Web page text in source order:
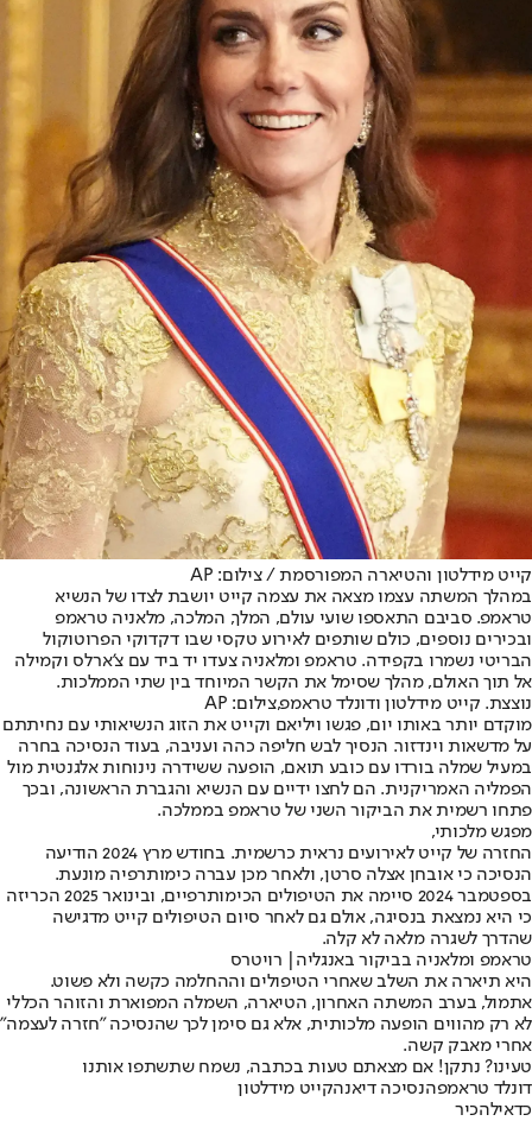
קייט מידלטון והטיארה המפורסמת / צילום: AP
במהלך המשתה עצמו מצאה את עצמה קייט יושבת לצדו של הנשיא
טראמפ. סביבם התאספו שועי עולם, המלך, המלכה, מלאניה טראמפ
ובכירים נוספים, כולם שותפים לאירוע טקסי שבו דקדוקי הפרוטוקול
הבריטי נשמרו בקפידה. טראמפ ומלאניה צעדו יד ביד עם צ'ארלס וקמילה
אל תוך האולם, מהלך שסימל את הקשר המיוחד בין שתי הממלכות.
נוצצת. קייט מידלטון ודונלד טראמפ,צילום: AP
מוקדם יותר באותו יום, פגשו ויליאם וקייט את הזוג הנשיאותי עם נחיתתם
על מדשאות וינדזור. הנסיך לבש חליפה כהה ועניבה, בעוד הנסיכה בחרה
במעיל שמלה בורדו עם כובע תואם, הופעה ששידרה נינוחות אלגנטית מול
הפמליה האמריקנית. הם לחצו ידיים עם הנשיא והגברת הראשונה, ובכך
פתחו רשמית את הביקור השני של טראמפ בממלכה.
מפגש מלכותי,
החזרה של קייט לאירועים נראית כרשמית. בחודש מרץ 2024 הודיעה
הנסיכה כי אובחן אצלה סרטן, ולאחר מכן עברה כימותרפיה מונעת.
בספטמבר 2024 סיימה את הטיפולים הכימותרפיים, ובינואר 2025 הכריזה
כי היא נמצאת בנסיגה, אולם גם לאחר סיום הטיפולים קייט מדגישה
שהדרך לשגרה מלאה לא קלה.
טראמפ ומלאניה בביקור באנגליה| רויטרס
היא תיארה את השלב שאחרי הטיפולים וההחלמה כקשה ולא פשוט.
אתמול, בערב המשתה האחרון, הטיארה, השמלה המפוארת והזוהר הכללי
לא רק מהווים הופעה מלכותית, אלא גם סימן לכך שהנסיכה "חזרה לעצמה"
אחרי מאבק קשה.
טעינו? נתקן! אם מצאתם טעות בכתבה, נשמח שתשתפו אותנו
דונלד טראמפהנסיכה דיאנהקייט מידלטון
כדאילהכיר